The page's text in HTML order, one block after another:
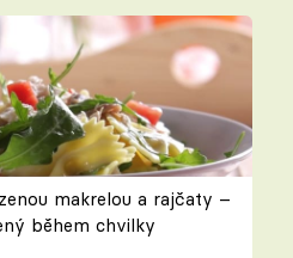
makrelou a rajčaty –
během chvilky